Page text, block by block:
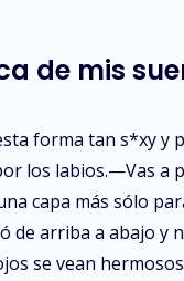
de mis
forma tan s*xy
los labios.—Vas
capa más sólo
arriba a abajo
se vean